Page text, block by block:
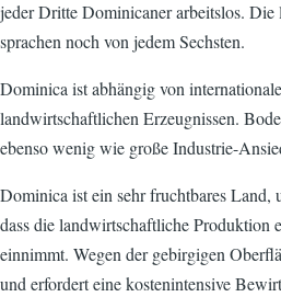
jeder Dritte Dominicaner arbeitslos.
sprachen noch von jedem Sechsten.
Dominica ist abhängig von
landwirtschaftlichen Erzeugnissen.
ebenso wenig wie große Industrie-
Dominica ist ein sehr fruchtbares Land,
dass die landwirtschaftliche Produktion
einnimmt. Wegen der gebirgigen
und erfordert eine kostenintensive